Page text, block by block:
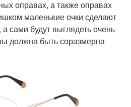
оправах, а также оправах
маленькие очки сделают
сами будут выглядеть очень
должна быть соразмерна